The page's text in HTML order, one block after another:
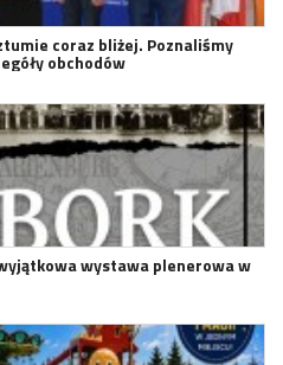
coraz bliżej. Poznaliśmy
obchodów
wystawa plenerowa w